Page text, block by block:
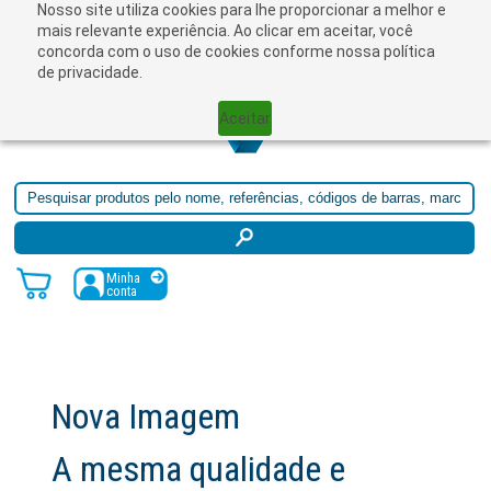
Nosso site utiliza cookies para lhe proporcionar a melhor e
mais relevante experiência. Ao clicar em aceitar, você
concorda com o uso de cookies conforme nossa política
de privacidade.
Aceitar
Minha
conta
Nova Imagem
A mesma qualidade e